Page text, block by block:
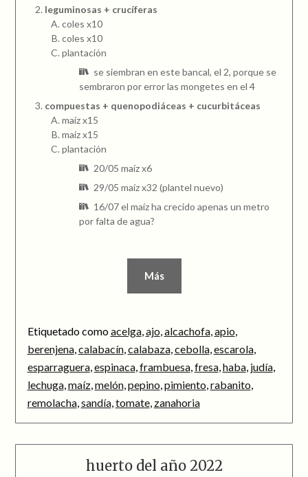
leguminosas + crucíferas
coles x10
coles x10
plantación
se siembran en este bancal, el 2, porque se
sembraron por error las mongetes en el 4
compuestas + quenopodiáceas + cucurbitáceas
maíz x15
maíz x15
plantación
20/05 maíz x6
29/05 maíz x32 (plantel nuevo)
16/07 el maíz ha crecido apenas un metro
por falta de agua?
Más
Etiquetado comoacelga,ajo,alcachofa,apio,
berenjena,calabacín,calabaza,cebolla,escarola,
esparraguera,espinaca,frambuesa,fresa,haba, judía,
lechuga,maíz,melón,pepino,pimiento,rabanito,
remolacha,sandía,tomate, zanahoria
huerto del año 2022